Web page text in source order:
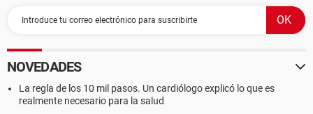
NOVEDADES
La regla de los 10 mil pasos. Un cardiólogo explicó lo que es
realmente necesario para la salud